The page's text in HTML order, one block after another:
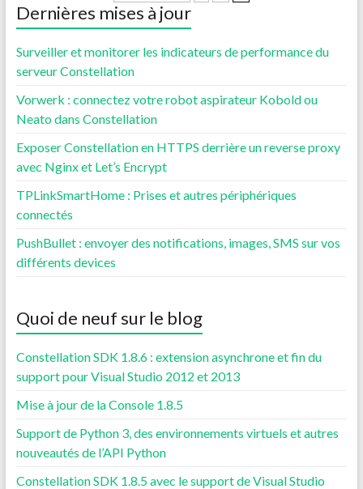
Dernières mises à jour
Surveiller et monitorer les indicateurs de performance du
serveur Constellation
Vorwerk : connectez votre robot aspirateur Kobold ou
Neato dans Constellation
Exposer Constellation en HTTPS derrière un reverse proxy
avec Nginx et Let’s Encrypt
TPLinkSmartHome : Prises et autres périphériques
connectés
PushBullet : envoyer des notifications, images, SMS sur vos
différents devices
Quoi de neuf sur le blog
Constellation SDK 1.8.6 : extension asynchrone et fin du
support pour Visual Studio 2012 et 2013
Mise à jour de la Console 1.8.5
Support de Python 3, des environnements virtuels et autres
nouveautés de l’API Python
Constellation SDK 1.8.5 avec le support de Visual Studio